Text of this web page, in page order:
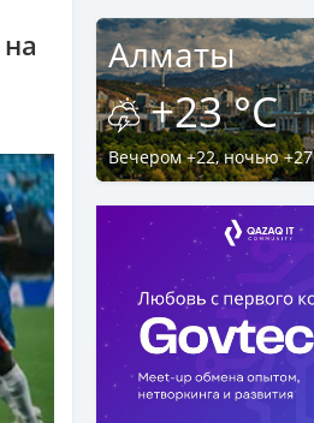
Алматы
+23 °C
Вечером +22, ночью +27